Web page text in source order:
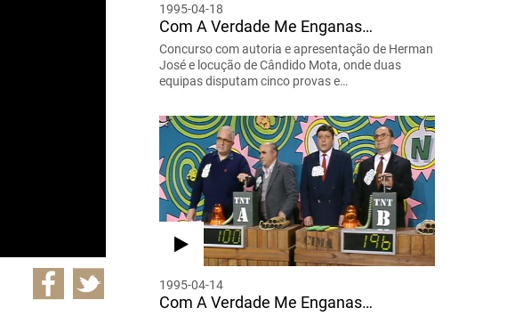
1995-04-18
Com A Verdade Me Enganas…
Concurso com autoria e apresentação de Herman
José e locução de Cândido Mota, onde duas
equipas disputam cinco provas e…
1995-04-14
Com A Verdade Me Enganas…